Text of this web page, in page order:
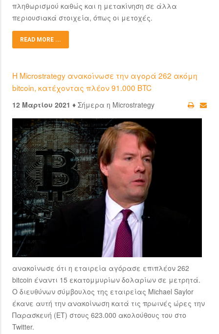
πληθωρισμού καθώς και η μετακίνηση σε άλλα
περιουσιακά στοιχεία, όπως οι μετοχές.
READ MORE ...
H Microstrategy ανακοίνωσε την αγορά 262 ακόμη
bitcoin, κατέχοντας πλέον 91.000 BTC
12 Μαρτίου 2021 ♦ Σήμερα η Microstrategy
ανακοίνωσε ότι η εταιρεία αγόρασε επιπλέον 262
bitcoin έναντι 15 εκατομμυρίων δολαρίων σε μετρητά.
Ο διευθύνων σύμβουλος της εταιρείας Michael Saylor
έκανε αυτή την ανακοίνωση κατά τις πρωινές ώρες την
Παρασκευή (ET) στους 623.000 ακολούθους του στο
Twitter.